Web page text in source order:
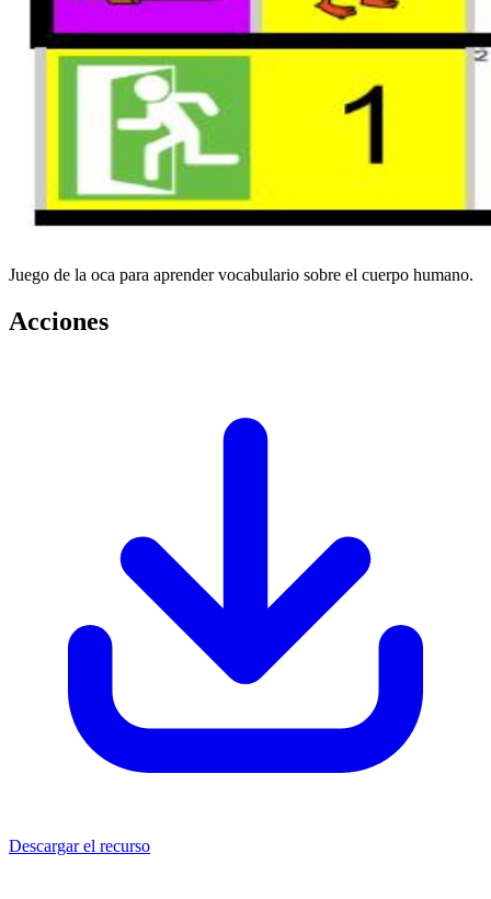
Juego de la oca para aprender vocabulario sobre el cuerpo humano.
Acciones
Descargar el recurso